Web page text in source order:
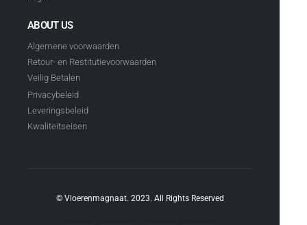
ABOUT US
Algemene voorwaarden
Retour- en Restitutievoorwaarden
Veilig Betalen
Privacybeleid
Leveringsbeleid
Kwaliteitseisen
© Vloerenmagnaat. 2023. All Rights Reserved